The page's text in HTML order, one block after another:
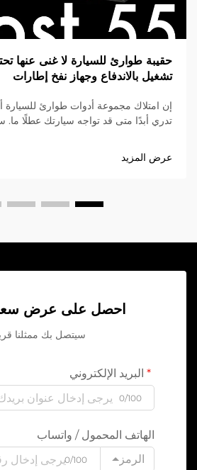
حقيبة طوارئ للسيارة لا غنى عنها
تشغيل بالاندفاع وجهاز نفخ إطارات
إن امتلاك مجموعة أدوات طوارئ للسيارة
تدري أبدًا متى قد تواجه سيارتك عطلًا
ينقذك من الكثير من المتاعب. ويُعد جهاز
التي يجب أن تتضمنها هذه المجموعة. فهو
عرض المزيد
احصل على عرض
سيتصل بك ممثلنا
البريد الإلكتروني
0/100
الهاتف المحمول / واتساب
الرمز
0/100